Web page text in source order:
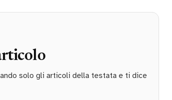
solo gli articoli della testata e ti dice